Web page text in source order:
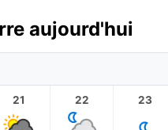
aujourd'hui
21 22 23